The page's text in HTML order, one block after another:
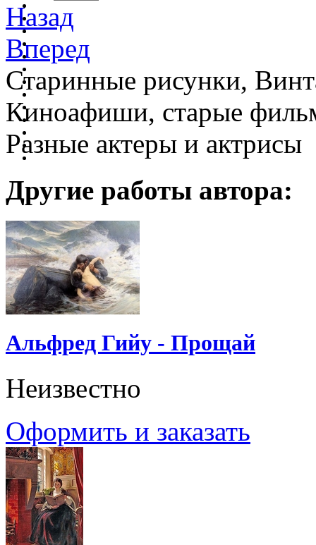
Назад
Вперед
Старинные рисунки,
Киноафиши, старые
Разные актеры и актрисы
Другие работы автора:
Альфред Гийу - Прощай
Неизвестно
Оформить и заказать